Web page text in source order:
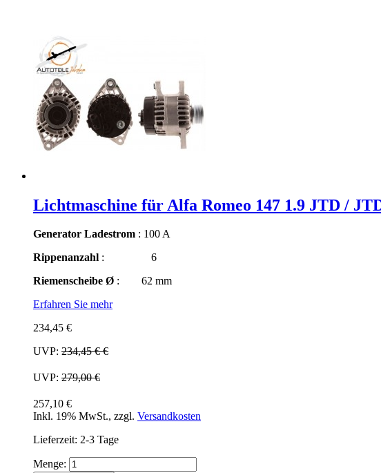
Lichtmaschine für Alfa Romeo 147 1.9 JTD /
Generator Ladestrom : 100 A
Rippenanzahl : 6
Riemenscheibe Ø : 62 mm
Erfahren Sie mehr
234,45 €
UVP: 234,45 €€
UVP: 279,00 €
257,10 €
Inkl. 19% MwSt., zzgl. Versandkosten
Lieferzeit: 2-3 Tage
Menge: